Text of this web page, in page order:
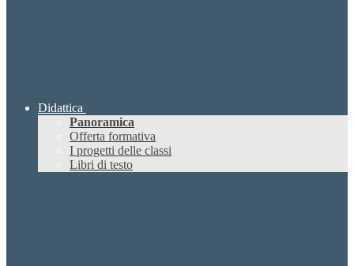
Didattica
Panoramica
Offerta formativa
I progetti delle classi
Libri di testo